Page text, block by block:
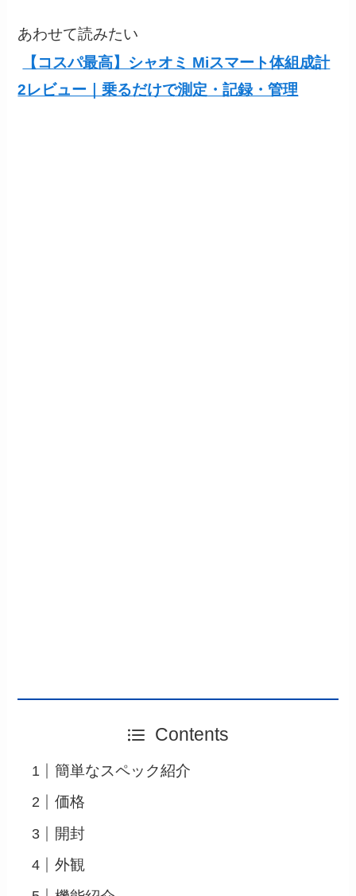
あわせて読みたい
【コスパ最高】シャオミ Miスマート体組成計
2レビュー｜乗るだけで測定・記録・管理
Contents
簡単なスペック紹介
価格
開封
外観